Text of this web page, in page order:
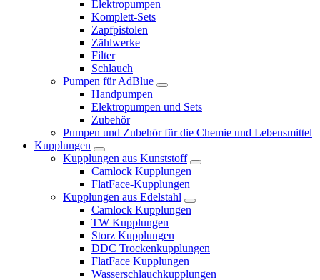
Elektropumpen
Komplett-Sets
Zapfpistolen
Zählwerke
Filter
Schlauch
Pumpen für AdBlue
Handpumpen
Elektropumpen und Sets
Zubehör
Pumpen und Zubehör für die Chemie und Lebensmittel
Kupplungen
Kupplungen aus Kunststoff
Camlock Kupplungen
FlatFace-Kupplungen
Kupplungen aus Edelstahl
Camlock Kupplungen
TW Kupplungen
Storz Kupplungen
DDC Trockenkupplungen
FlatFace Kupplungen
Wasserschlauchkupplungen